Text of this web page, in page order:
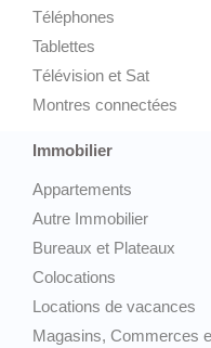
Téléphones
Tablettes
Télévision et Sat
Montres connectées
Immobilier
Appartements
Autre Immobilier
Bureaux et Plateaux
Colocations
Locations de vacances
Magasins, Commerces